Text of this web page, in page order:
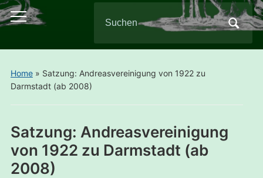
Toggle
menu
for:
Home» Satzung: Andreasvereinigung von 1922 zu
Darmstadt (ab 2008)
Satzung: Andreasvereinigung
von 1922 zu Darmstadt (ab
2008)